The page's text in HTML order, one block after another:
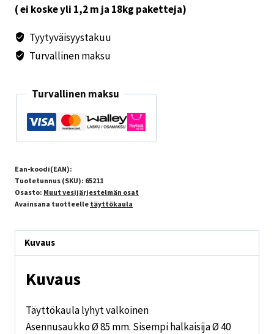
( ei koske yli 1,2 m ja 18kg paketteja)
Tyytyväisyystakuu
Turvallinen maksu
Turvallinen maksu
Ean-koodi(EAN):
Tuotetunnus (SKU): 65211
Osasto: Muut vesijärjestelmän osat
Avainsana tuotteelle täyttökaula
Kuvaus
Kuvaus
Täyttökaula lyhyt valkoinen
Asennusaukko Ø 85 mm. Sisempi halkaisija Ø 40